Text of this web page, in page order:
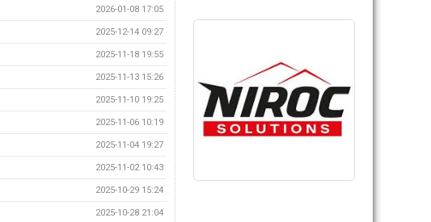
2026-01-08 17:05
2025-12-14 09:27
2025-11-18 19:55
2025-11-13 15:26
2025-11-10 19:25
2025-11-06 10:19
2025-11-04 19:27
2025-11-02 10:43
2025-10-29 15:24
2025-10-28 21:04